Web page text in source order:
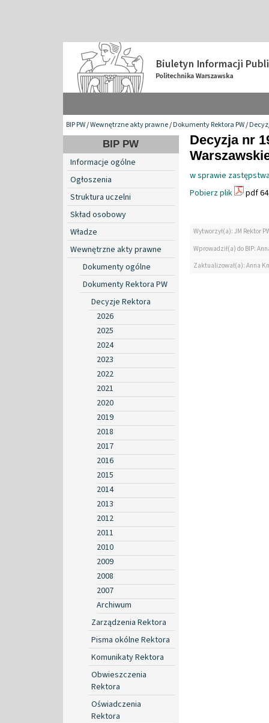
BIP PW/Wewnętrzne akty prawne/Dokumenty Rektora PW/
BIP PW
Informacje ogólne
Ogłoszenia
Struktura uczelni
Skład osobowy
Władze
Wewnętrzne akty prawne
Dokumenty ogólne
Dokumenty Rektora PW
Decyzje Rektora
2026
2025
2024
2023
2022
2021
2020
2019
2018
2017
2016
2015
2014
2013
2012
2011
2010
2009
2008
2007
Archiwum
Zarządzenia Rektora
Pisma okólne Rektora
Komunikaty Rektora
Obwieszczenia
Rektora
Oświadczenia
Rektora
Decyzja nr
w sprawie
Pobierz plik
pdf
Wytworzył(a): JM Rektor
Wprowadził(a) do BIP:
Zaktualizował(a): Anna